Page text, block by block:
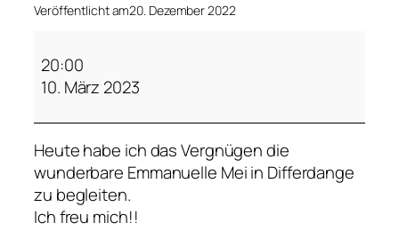
Veröffentlicht am20. Dezember 2022
m
m
n
u
e
l
l
20:00
10. März 2023
Heute habe ich das Vergnügen die
wunderbare Emmanuelle Mei in Differdange
zu begleiten.
Ich freu mich!!